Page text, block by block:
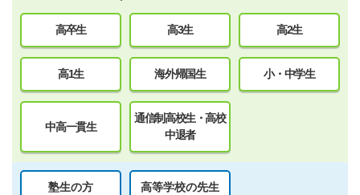
高卒生 高3生 高2生
高1生 海外帰国生 小・中学生
中高一貫生
通信制高校生・高校
中退者
塾生の方 高等学校の先生